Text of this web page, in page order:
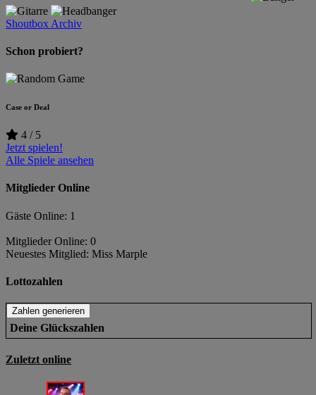
Shoutbox Archiv
Schon probiert?
Case or Deal
4 / 5
Jetzt spielen!
Alle Spiele ansehen
Mitglieder Online
Gäste Online: 1
Mitglieder Online: 0
Neuestes Mitglied: Miss Marple
Lottozahlen
Deine Glückszahlen
Zuletzt online